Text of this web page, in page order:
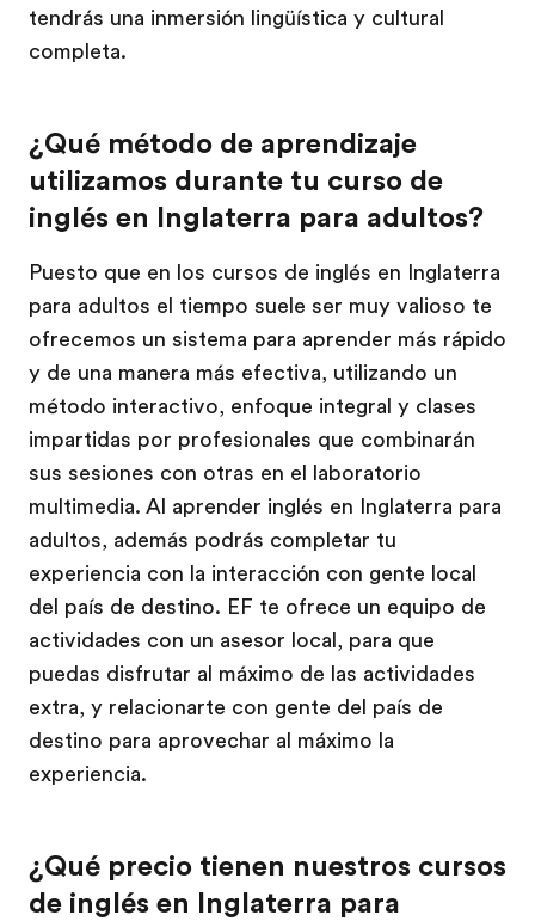
tendrás una inmersión lingüística y cultural
completa.
¿Qué método de aprendizaje
utilizamos durante tu curso de
inglés en Inglaterra para adultos?
Puesto que en los cursos de inglés en Inglaterra
para adultos el tiempo suele ser muy valioso te
ofrecemos un sistema para aprender más rápido
y de una manera más efectiva, utilizando un
método interactivo, enfoque integral y clases
impartidas por profesionales que combinarán
sus sesiones con otras en el laboratorio
multimedia. Al aprender inglés en Inglaterra para
adultos, además podrás completar tu
experiencia con la interacción con gente local
del país de destino. EF te ofrece un equipo de
actividades con un asesor local, para que
puedas disfrutar al máximo de las actividades
extra, y relacionarte con gente del país de
destino para aprovechar al máximo la
experiencia.
¿Qué precio tienen nuestros cursos
de inglés en Inglaterra para